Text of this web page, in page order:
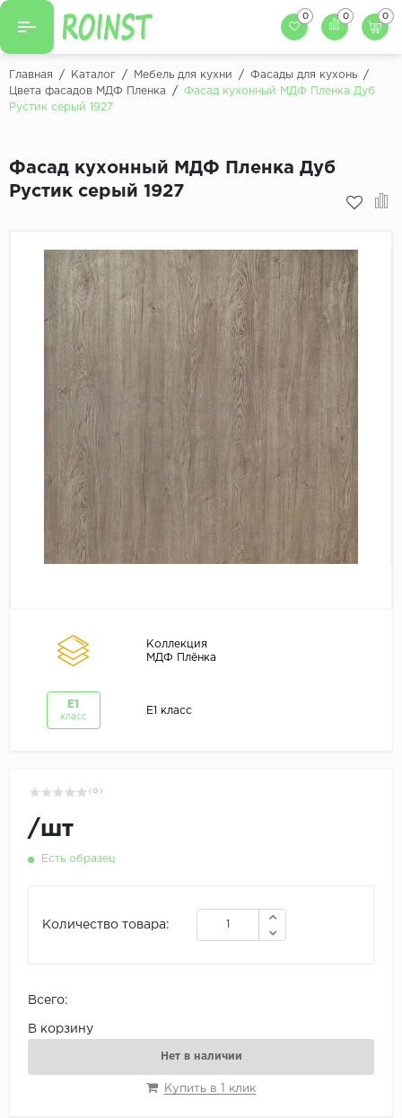
Назад
Кухни на заказ
Назад
Столешницы для
Декоры столешниц
Декоры ЛДСП для мебели
Декоры обоев под мебель
0 0 0
Главная / Каталог / Мебель для кухни / Фасады для кухонь
/
Цвета фасадов МДФ Пленка
/
Фасад кухонный МДФ Пленка Дуб
Рустик серый 1927
Фасад кухонный МДФ Пленка Дуб
Рустик серый 1927
Коллекция
МДФ Плёнка
E1
класс
E1 класс
( 0 )
/шт
Есть образец
Количество товара:
Всего:
В корзину
Нет в наличии
Купить в 1 клик